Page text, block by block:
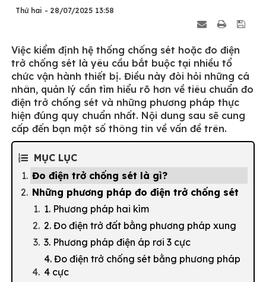
Thứ hai - 28/07/2025 13:58
Việc kiểm định hệ thống chống sét hoặc đo điện
trở chống sét là yêu cầu bắt buộc tại nhiều tổ
chức vận hành thiết bị. Điều này đòi hỏi những cá
nhân, quản lý cần tìm hiểu rõ hơn về tiêu chuẩn đo
điện trở chống sét và những phương pháp thực
hiện đúng quy chuẩn nhất. Nội dung sau sẽ cung
cấp đến bạn một số thông tin về vấn đề trên.
MỤC LỤC
Đo điện trở chống sét là gì?
Những phương pháp đo điện trở chống sét
1. Phương pháp hai kìm
2. Đo điện trở đất bằng phương pháp xung
3. Phương pháp điện áp rơi 3 cực
4. Đo điện trở chống sét bằng phương pháp
4 cực